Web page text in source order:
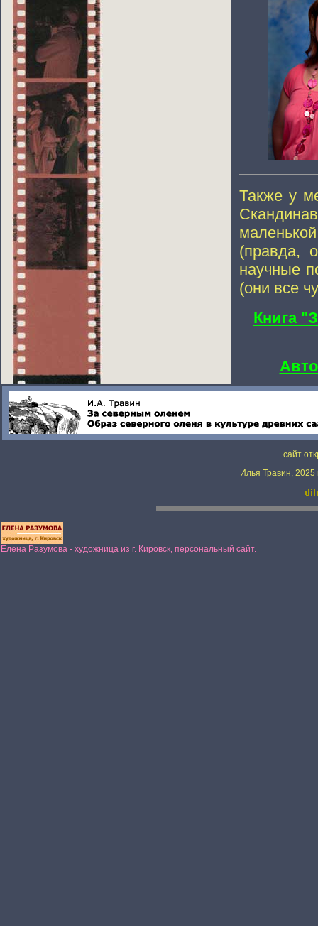
Также у
(правда,
научные
(они все
Книга
сайт
Илья Травин, 2025
Елена Разумова - художница из г. Кировск, персональный сайт.